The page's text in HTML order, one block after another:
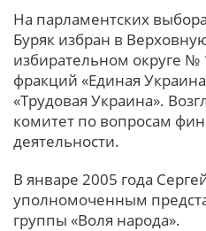
На парламентских
Буряк избран в
избирательном округе
фракций «Единая
«Трудовая Украина».
комитет по вопросам
деятельности.
В январе 2005 года
уполномоченным
группы «Воля народа».